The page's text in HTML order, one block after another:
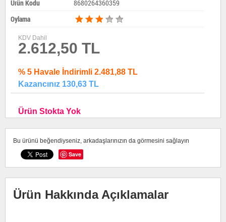
Ürün Kodu
8680264360359
Oylama
KDV Dahil
2.612,50 TL
% 5 Havale İndirimli 2.481,88 TL
Kazancınız 130,63 TL
Ürün Stokta Yok
Bu ürünü beğendiyseniz, arkadaşlarınızın da görmesini sağlayın
Save
Ürün Hakkında Açıklamalar